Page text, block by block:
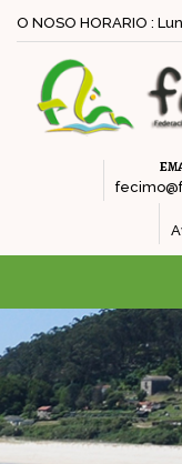
O NOSO HORARIO :